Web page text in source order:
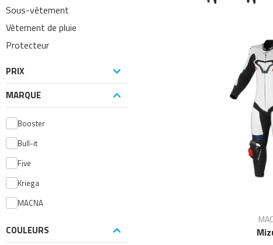
Sous-vêtement
Vêtement de pluie
Protecteur
PRIX
MARQUE
Booster
Bull-it
Five
Kriega
MACNA
COULEURS